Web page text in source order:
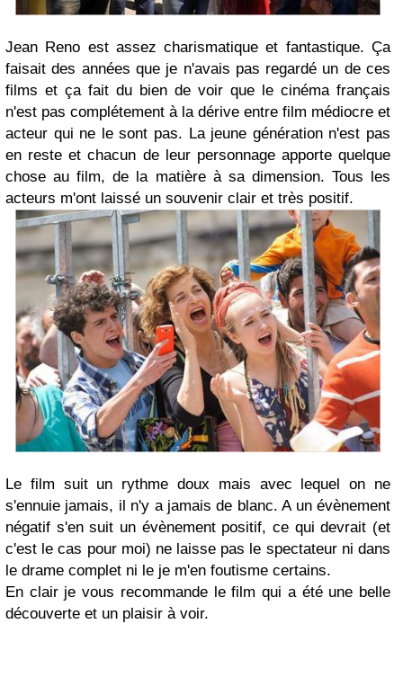
Jean Reno est assez charismatique et fantastique. Ça
faisait des années que je n'avais pas regardé un de ces
films et ça fait du bien de voir que le cinéma français
n'est pas complétement à la dérive entre film médiocre et
acteur qui ne le sont pas. La jeune génération n'est pas
en reste et chacun de leur personnage apporte quelque
chose au film, de la matière à sa dimension. Tous les
acteurs m'ont laissé un souvenir clair et très positif.
Le film suit un rythme doux mais avec lequel on ne
s'ennuie jamais, il n'y a jamais de blanc. A un évènement
négatif s'en suit un évènement positif, ce qui devrait (et
c'est le cas pour moi) ne laisse pas le spectateur ni dans
le drame complet ni le je m'en foutisme certains.
En clair je vous recommande le film qui a été une belle
découverte et un plaisir à voir.